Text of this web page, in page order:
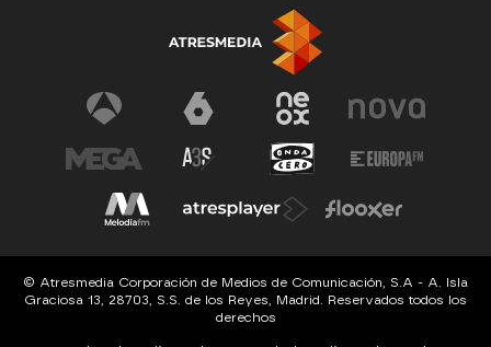
© Atresmedia Corporación de Medios de Comunicación, S.A - A. Isla
Graciosa 13, 28703, S.S. de los Reyes, Madrid. Reservados todos los
derechos